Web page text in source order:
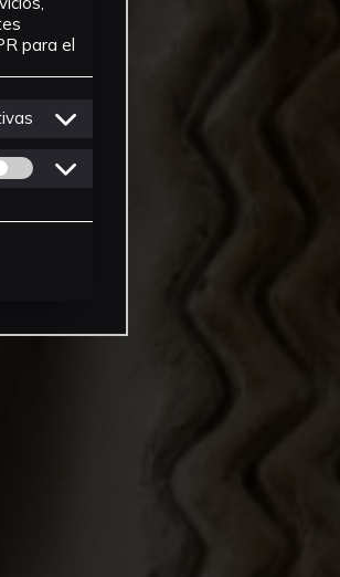
para el
cookies de Personalizacion